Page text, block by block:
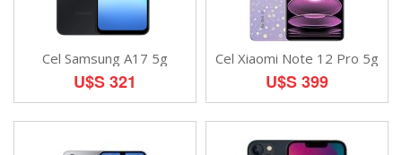
Cel Samsung A17 5g
U$S 321
Cel Xiaomi Note 12 Pro 5g
U$S 399